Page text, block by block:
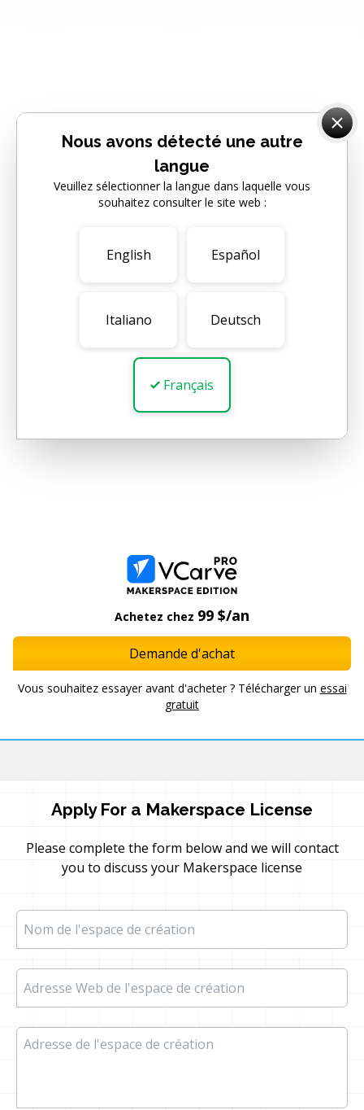
Achetez chez 99 $/an
Demande d'achat
Vous souhaitez essayer avant d'acheter ? Télécharger un essai
gratuit
Apply For a Makerspace License
Please complete the form below and we will contact
you to discuss your Makerspace license
Nom de l'espace de création
Adresse Web de l'espace de création
Adresse de l'espace de création
Nous avons détecté une autre
langue
Veuillez sélectionner la langue dans laquelle vous
souhaitez consulter le site web :
English Español
Italiano Deutsch
Français